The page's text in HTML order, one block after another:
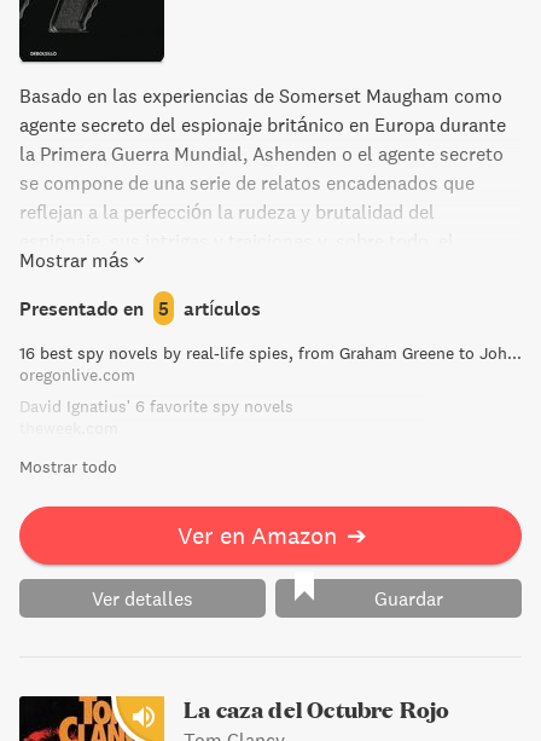
Basado en las experiencias de Somerset Maugham como
agente secreto del espionaje británico en Europa durante
la Primera Guerra Mundial, Ashenden o el agente secreto
se compone de una serie de relatos encadenados que
reflejan a la perfección la rudeza y brutalidad del
absurdo de su existencia. El tono y la estructura de esta
novela, concebida como un mosaico, ha sido un modelo
para los escritores que, como Raymond Chandler o
Dashiell Hammet, desarrollaron el género con
posterioridad.
Mostrar más
Presentado en 5 artículos
16 best spy novels by real-life spies, from Graham Greene to John le Carre - oregonlive.com
oregonlive.com
David Ignatius' 6 favorite spy novels
Mostrar todo
Ver en Amazon ➔
Ver detalles Guardar
La caza del Octubre Rojo